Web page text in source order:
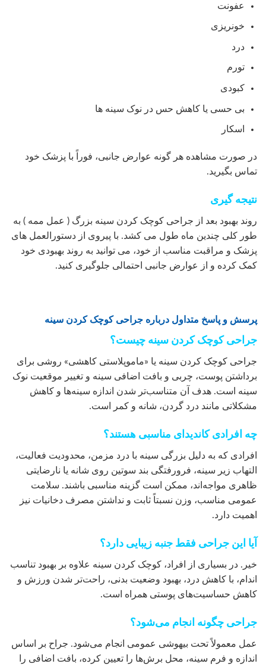
عفونت
خونریزی
درد
تورم
کبودی
بی حسی یا کاهش حس در نوک سینه ها
اسکار
در صورت مشاهده هر گونه عوارض جانبی، فوراً با پزشک خود
تماس بگیرید.
نتیجه گیری
روند بهبود بعد از جراحی کوچک کردن سینه بزرگ ( عمل ممه ) به
طور کلی چندین ماه طول می کشد. با پیروی از دستورالعمل های
پزشک و مراقبت مناسب از خود، می توانید به روند بهبودی خود
کمک کرده و از عوارض جانبی احتمالی جلوگیری کنید.
پرسش و پاسخ متداول درباره جراحی کوچک کردن سینه
جراحی کوچک کردن سینه چیست؟
جراحی کوچک کردن سینه یا «ماموپلاستی کاهشی» روشی برای
برداشتن پوست، چربی و بافت اضافی سینه و تغییر موقعیت نوک
سینه است. هدف آن متناسب‌تر شدن اندازه سینه‌ها و کاهش
مشکلاتی مانند درد گردن، شانه و کمر است.
چه افرادی کاندیدای مناسبی هستند؟
افرادی که به دلیل بزرگی سینه با درد مزمن، محدودیت فعالیت،
التهاب زیر سینه، فرورفتگی بند سوتین روی شانه یا نارضایتی
ظاهری مواجه‌اند، ممکن است گزینه مناسبی باشند. سلامت
عمومی مناسب، وزن نسبتاً ثابت و نداشتن مصرف دخانیات نیز
اهمیت دارد.
آیا این جراحی فقط جنبه زیبایی دارد؟
خیر. در بسیاری از افراد، کوچک کردن سینه علاوه بر بهبود تناسب
اندام، با کاهش درد، بهبود وضعیت بدنی، راحت‌تر شدن ورزش و
کاهش حساسیت‌های پوستی همراه است.
جراحی چگونه انجام می‌شود؟
عمل معمولاً تحت بیهوشی عمومی انجام می‌شود. جراح بر اساس
اندازه و فرم سینه، محل برش‌ها را تعیین کرده، بافت اضافی را